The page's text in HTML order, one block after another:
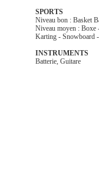
SPORTS
Niveau bon : Basket
Niveau moyen : Boxe
Karting - Snowboard -
INSTRUMENTS
Batterie, Guitare